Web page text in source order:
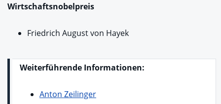
Wirtschaftsnobelpreis
Friedrich August von Hayek
Weiterführende Informationen:
Anton Zeilinger